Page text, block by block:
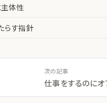
体性
らす指針
次の記事
仕事をするのにオ